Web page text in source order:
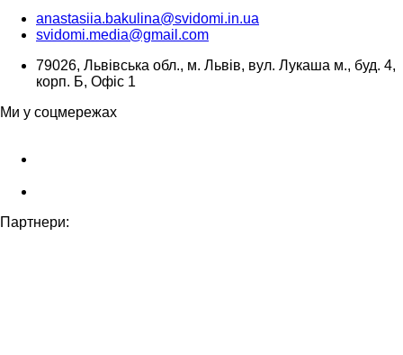
anastasiia.bakulina@svidomi.in.ua
svidomi.media@gmail.com
79026, Львівська обл., м. Львів, вул. Лукаша м., буд. 4,
корп. Б, Офіс 1
Ми у соцмережах
Партнери: